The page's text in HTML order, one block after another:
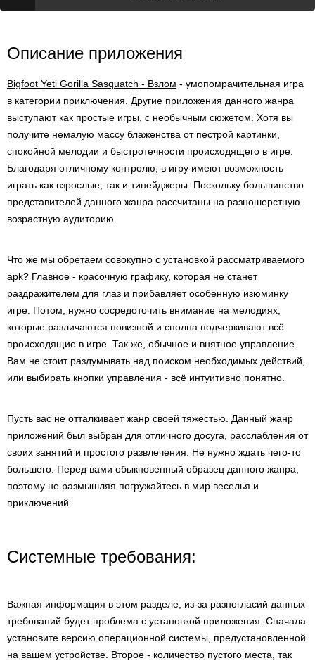
Описание приложения
Bigfoot Yeti Gorilla Sasquatch - Взлом - умопомрачительная игра
в категории приключения. Другие приложения данного жанра
выступают как простые игры, с необычным сюжетом. Хотя вы
получите немалую массу блаженства от пестрой картинки,
спокойной мелодии и быстротечности происходящего в игре.
Благодаря отличному контролю, в игру имеют возможность
играть как взрослые, так и тинейджеры. Поскольку большинство
представителей данного жанра рассчитаны на разношерстную
возрастную аудиторию.
Что же мы обретаем совокупно с установкой рассматриваемого
apk? Главное - красочную графику, которая не станет
раздражителем для глаз и прибавляет особенную изюминку
игре. Потом, нужно сосредоточить внимание на мелодиях,
которые различаются новизной и сполна подчеркивают всё
происходящие в игре. Так же, обычное и внятное управление.
Вам не стоит раздумывать над поиском необходимых действий,
или выбирать кнопки управления - всё интуитивно понятно.
Пусть вас не отталкивает жанр своей тяжестью. Данный жанр
приложений был выбран для отличного досуга, расслабления от
своих занятий и простого развлечения. Не нужно ждать чего-то
большего. Перед вами обыкновенный образец данного жанра,
поэтому не размышляя погружайтесь в мир веселья и
приключений.
Системные требования:
Важная информация в этом разделе, из-за разногласий данных
требований будет проблема с установкой приложения. Сначала
установите версию операционной системы, предустановленной
на вашем устройстве. Второе - количество пустого места, так